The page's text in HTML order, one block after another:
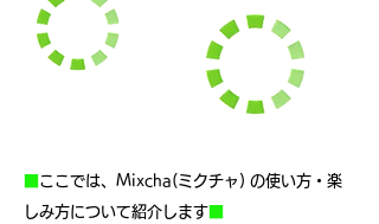
ここでは、Mixcha(ミクチャ) の使い方・楽
しみ方について紹介します